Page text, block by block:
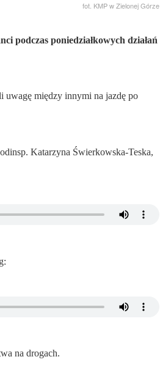
fot. KMP w Zielonej Górze
podczas poniedziałkowych działań
uwagę między innymi na jazdę po
Katarzyna Świerkowska-Teska,
na drogach.